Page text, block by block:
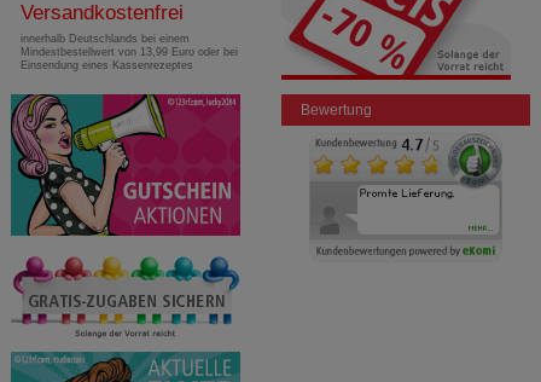
Versandkostenfrei
innerhalb Deutschlands bei einem
Mindestbestellwert von 13,99 Euro oder bei
Einsendung eines Kassenrezeptes
Bewertung